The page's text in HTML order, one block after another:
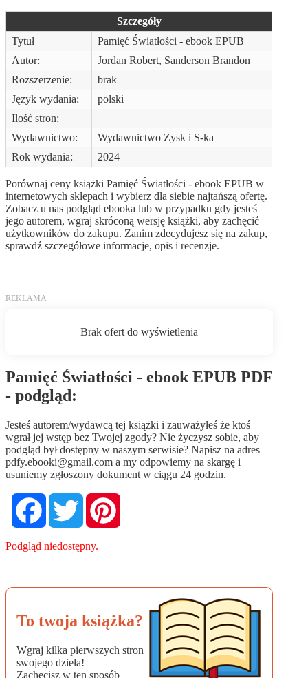
Szczegóły
Tytuł
Pamięć Światłości - ebook EPUB
Autor:
Jordan Robert, Sanderson Brandon
Rozszerzenie:
brak
Język wydania:
polski
Ilość stron:
Wydawnictwo:
Wydawnictwo Zysk i S-ka
Rok wydania:
2024
Porównaj ceny książki Pamięć Światłości - ebook EPUB w
internetowych sklepach i wybierz dla siebie najtańszą ofertę.
Zobacz u nas podgląd ebooka lub w przypadku gdy jesteś
jego autorem, wgraj skróconą wersję książki, aby zachęcić
użytkowników do zakupu. Zanim zdecydujesz się na zakup,
sprawdź szczegółowe informacje, opis i recenzje.
Pamięć Światłości - ebook EPUB PDF
- podgląd:
Jesteś autorem/wydawcą tej książki i zauważyłeś że ktoś
wgrał jej wstęp bez Twojej zgody? Nie życzysz sobie, aby
podgląd był dostępny w naszym serwisie? Napisz na adres
pdfy.ebooki@gmail.com a my odpowiemy na skargę i
usuniemy zgłoszony dokument w ciągu 24 godzin.
FacebookTwitter
Podgląd niedostępny.
To twoja książka?
Wgraj kilka pierwszych stron
swojego dzieła!
Zachęcisz w ten sposób